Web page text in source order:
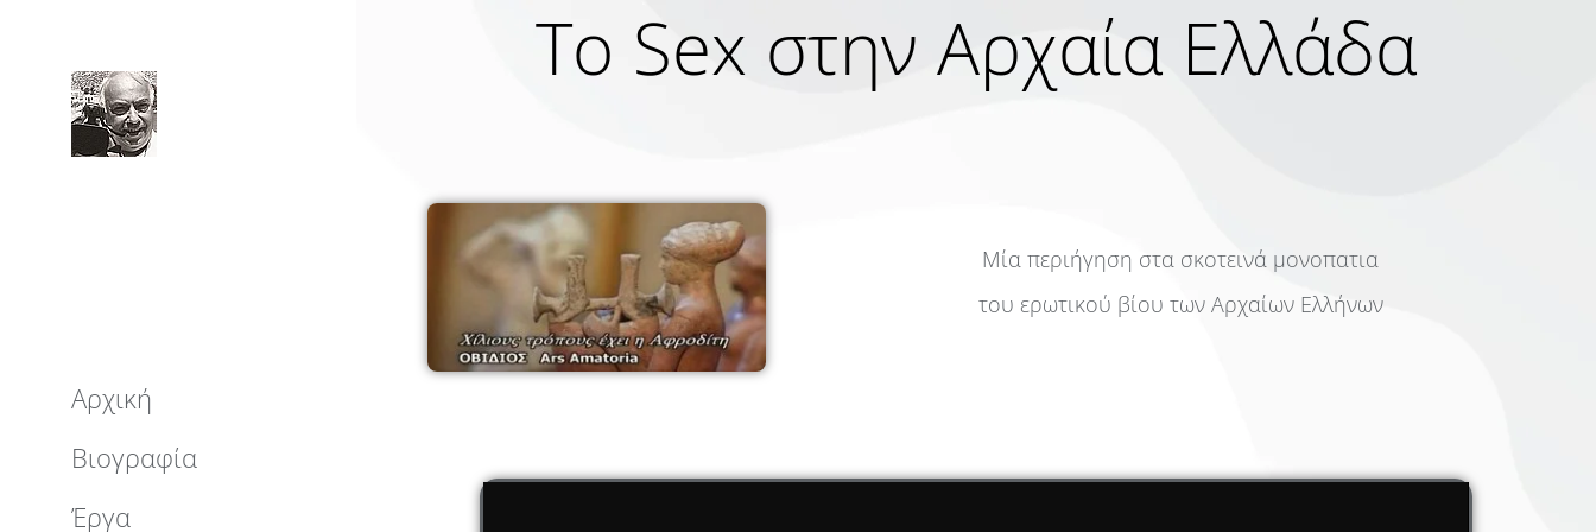
Αρχική
Βιογραφία
Έργα
Το Sex στην Αρχαία Ελλάδα
Μία περιήγηση στα σκοτεινά μονοπατια
του ερωτικού βίου των Αρχαίων Ελλήνων